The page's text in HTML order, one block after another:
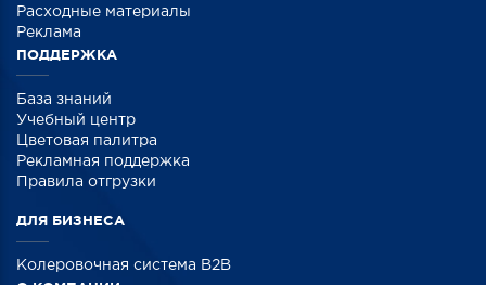
Расходные материалы
Реклама
ПОДДЕРЖКА
База знаний
Учебный центр
Цветовая палитра
Рекламная поддержка
Правила отгрузки
ДЛЯ БИЗНЕСА
Колеровочная система B2B